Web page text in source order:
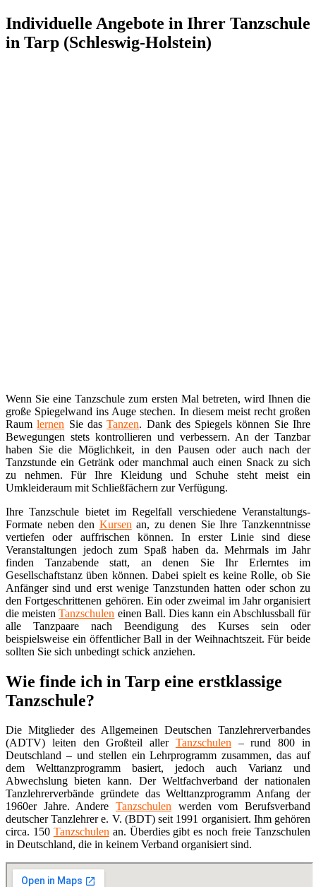
Individuelle Angebote in Ihrer Tanzschule
in Tarp (Schleswig-Holstein)
Wenn Sie eine Tanzschule zum ersten Mal betreten, wird Ihnen die
große Spiegelwand ins Auge stechen. In diesem meist recht großen
Raumlernen Sie dasTanzen. Dank des Spiegels können Sie Ihre
Bewegungen stets kontrollieren und verbessern. An der Tanzbar
haben Sie die Möglichkeit, in den Pausen oder auch nach der
Tanzstunde ein Getränk oder manchmal auch einen Snack zu sich
zu nehmen. Für Ihre Kleidung und Schuhe steht meist ein
Umkleideraum mit Schließfächern zur Verfügung.
Ihre Tanzschule bietet im Regelfall verschiedene Veranstaltungs-
Formate neben den Kursen an, zu denen Sie Ihre Tanzkenntnisse
vertiefen oder auffrischen können. In erster Linie sind diese
Veranstaltungen jedoch zum Spaß haben da. Mehrmals im Jahr
finden Tanzabende statt, an denen Sie Ihr Erlerntes im
Gesellschaftstanz üben können. Dabei spielt es keine Rolle, ob Sie
Anfänger sind und erst wenige Tanzstunden hatten oder schon zu
den Fortgeschrittenen gehören. Ein oder zweimal im Jahr organisiert
die meistenTanzschulen einen Ball. Dies kann ein Abschlussball für
alle Tanzpaare nach Beendigung des Kurses sein oder
beispielsweise ein öffentlicher Ball in der Weihnachtszeit. Für beide
sollten Sie sich unbedingt schick anziehen.
Wie finde ich in Tarp eine erstklassige
Tanzschule?
Die Mitglieder des Allgemeinen Deutschen Tanzlehrerverbandes
(ADTV) leiten den Großteil aller Tanzschulen– rund 800 in
Deutschland – und stellen ein Lehrprogramm zusammen, das auf
dem Welttanzprogramm basiert, jedoch auch Varianz und
Abwechslung bieten kann. Der Weltfachverband der nationalen
Tanzlehrerverbände gründete das Welttanzprogramm Anfang der
1960er Jahre. Andere Tanzschulen werden vom Berufsverband
deutscher Tanzlehrer e. V. (BDT) seit 1991 organisiert. Ihm gehören
circa. 150 Tanzschulenan. Überdies gibt es noch freie Tanzschulen
in Deutschland, die in keinem Verband organisiert sind.